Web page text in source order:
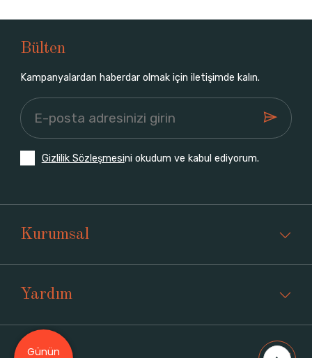
Bülten
Kampanyalardan haberdar olmak için iletişimde kalın.
Gizlilik Sözleşmesini okudum ve kabul ediyorum.
Kurumsal
Yardım
Günün